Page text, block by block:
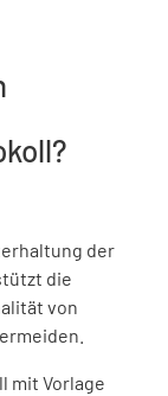
der
die
von
mit Vorlage